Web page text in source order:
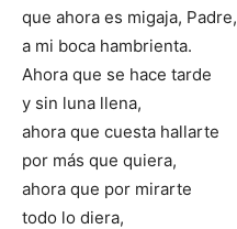
que ahora es migaja, Padre,
a mi boca hambrienta.
Ahora que se hace tarde
y sin luna llena,
ahora que cuesta hallarte
por más que quiera,
ahora que por mirarte
todo lo diera,